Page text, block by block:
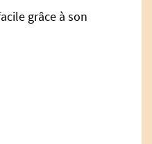
grâce à son